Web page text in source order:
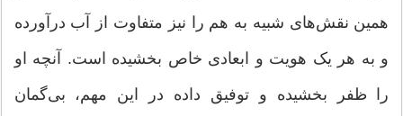
همین نقش‌های شبیه به هم را نیز متفاوت از آب درآورده
و به هر یک هویت و ابعادی خاص بخشیده است. آنچه او
را ظفر بخشیده و توفیق داده در این مهم، بی‌گمان